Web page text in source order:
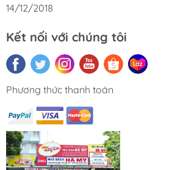
14/12/2018
Kết nối với chúng tôi
Phương thức thanh toán